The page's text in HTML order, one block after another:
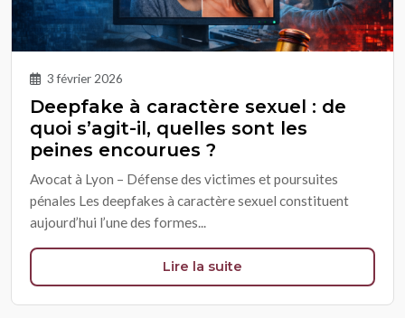
3 février 2026
Deepfake à caractère sexuel : de
quoi s’agit-il, quelles sont les
peines encourues ?
Avocat à Lyon – Défense des victimes et poursuites
pénales Les deepfakes à caractère sexuel constituent
aujourd’hui l’une des formes...
Lire la suite